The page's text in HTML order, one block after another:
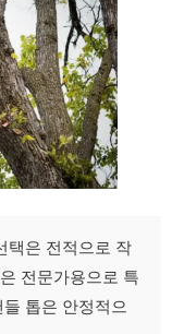
택은 전적으로 작
전문가용으로 특
톱은 안정적으